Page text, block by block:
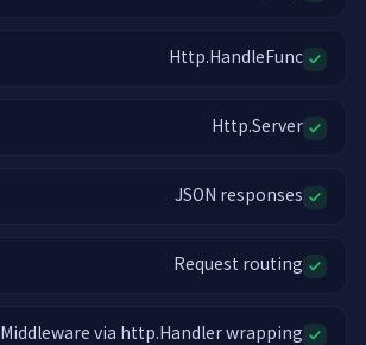
Http.HandleFunc
Http.Server
JSON responses
Request routing
Middleware via http.Handler wrapping